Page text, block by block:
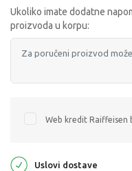
Ukoliko imate dodatne
proizvoda u korpu:
Web kredit Raiffeisen
Uslovi dostave